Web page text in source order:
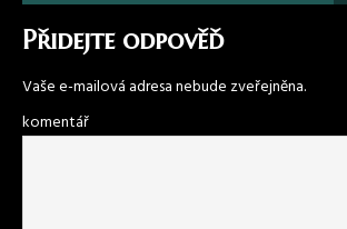
Přidejte odpověď
Vaše e-mailová adresa nebude zveřejněna.
komentář